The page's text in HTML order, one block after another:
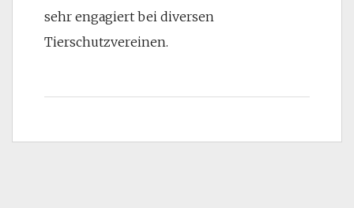
sehr engagiert bei diversen
Tierschutzvereinen.